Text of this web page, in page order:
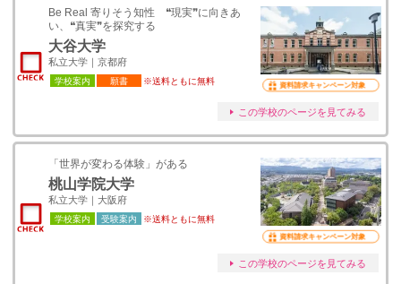
Be Real 寄りそう知性 ❝現実❞に向きあ
い、❝真実❞を探究する
大谷大学
私立大学｜京都府
学校案内 願書 ※送料ともに無料 資料請求キャンペーン対象
この学校のページを見てみる
「世界が変わる体験」がある
桃山学院大学
私立大学｜大阪府
学校案内 受験案内 ※送料ともに無料
資料請求キャンペーン対象
この学校のページを見てみる